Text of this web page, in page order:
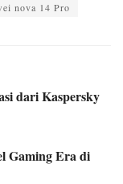
nova 14 Pro
dari Kaspersky
Gaming Era di